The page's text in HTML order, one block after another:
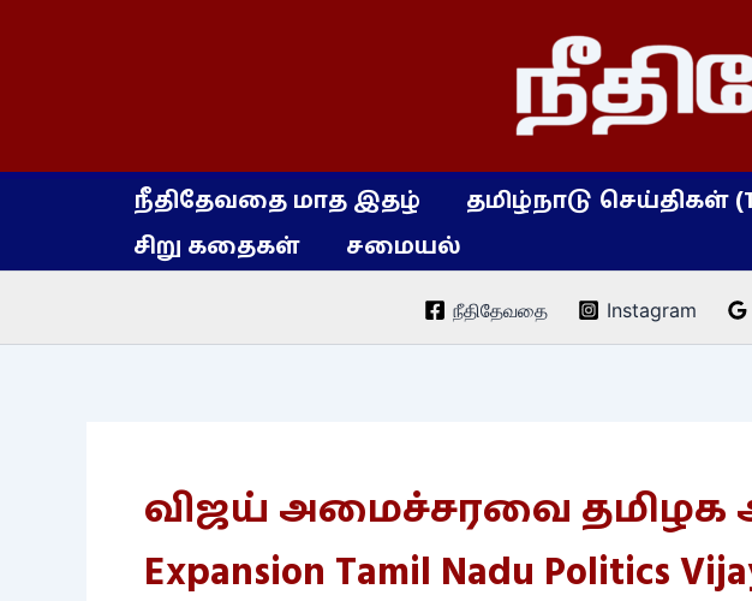
நீதிதேவதை மாத இதழ் தமிழ்நாடு செய்திகள்
சிறு கதைகள்
சமையல்
நீதிதேவதை Instagram
விஜய் அமைச்சரவை தமிழக
Expansion Tamil Nadu Politics